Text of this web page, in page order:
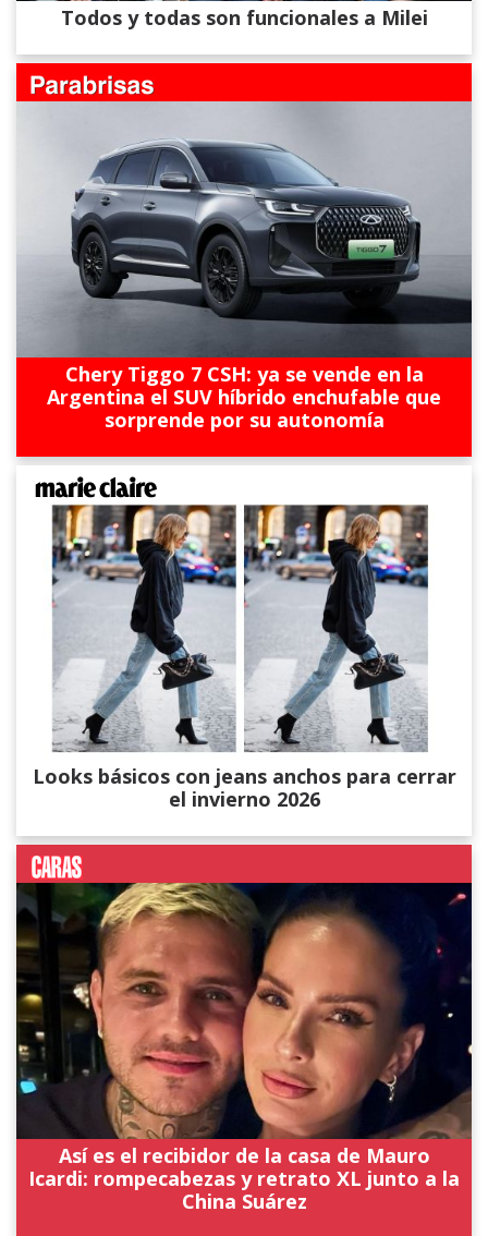
Todos y todas son funcionales a Milei
Chery Tiggo 7 CSH: ya se vende en la
Argentina el SUV híbrido enchufable que
sorprende por su autonomía
Looks básicos con jeans anchos para cerrar
el invierno 2026
Así es el recibidor de la casa de Mauro
Icardi: rompecabezas y retrato XL junto a la
China Suárez